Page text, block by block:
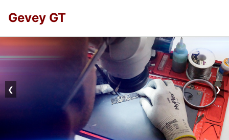
Gevey GT
❮ ❯